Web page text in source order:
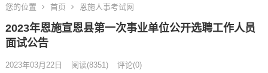
您的位置 首页 恩施人事考试网
2023年恩施宣恩县第一次事业单位公开选聘工作人员
面试公告
2023年03月22日 阅读(8351) 评论(0)